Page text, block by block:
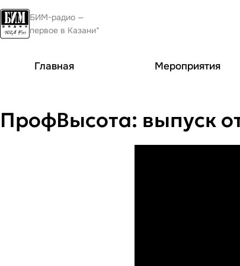
БИМ-радио —
первое в Казани*
Главная Мероприятия
ПрофВысота: выпуск